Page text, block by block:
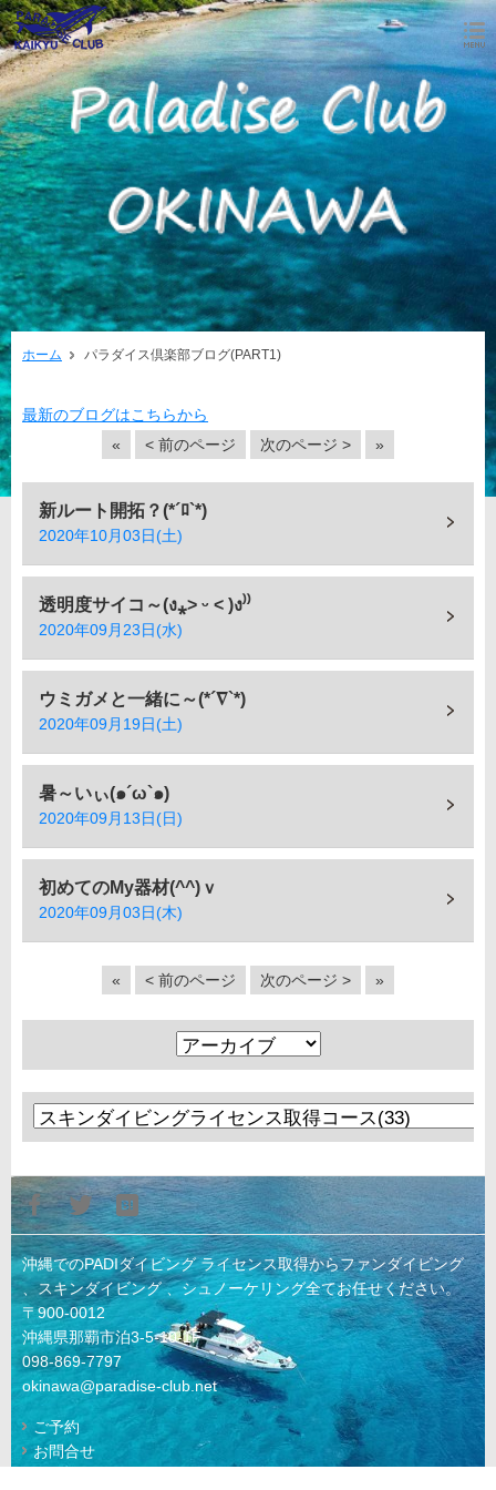
ホーム パラダイス倶楽部ブログ(PART1)
最新のブログはこちらから
«
< 前のページ 次のページ > »
新ルート開拓？(*´ﾛ`*)
2020年10月03日(土)
透明度サイコ～(ง⁎˃ ᵕ ˂ )ง⁾⁾
2020年09月23日(水)
ウミガメと一緒に～(*´∇`*)
2020年09月19日(土)
暑～いぃ(๑´ω`๑)
2020年09月13日(日)
初めてのMy器材(^^)ｖ
2020年09月03日(木)
« < 前のページ 次のページ > »
沖縄でのPADIダイビング ライセンス取得からファンダイビング
、スキンダイビング 、シュノーケリング全てお任せください。
〒900-0012
沖縄県那覇市泊3-5-10-1F
098-869-7797
okinawa@paradise-club.net
ご予約
お問合せ